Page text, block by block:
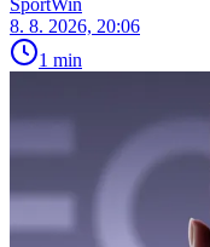
8. 8. 2026, 20:06
1 min